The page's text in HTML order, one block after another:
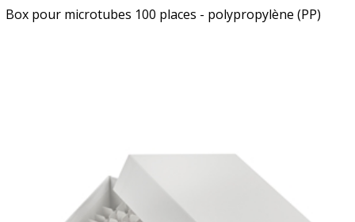
Box pour microtubes 100 places - polypropylène (PP)